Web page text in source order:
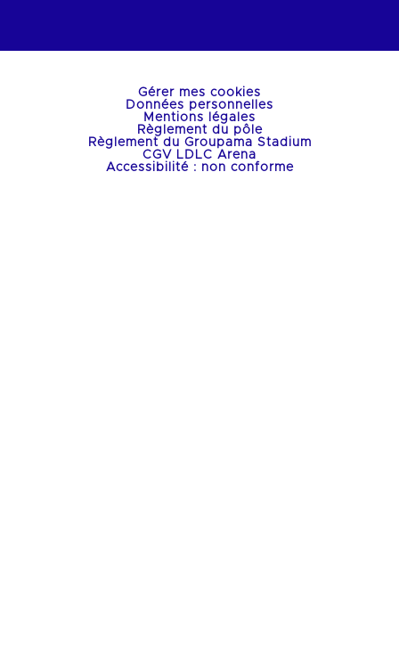
Gérer mes cookies
Données personnelles
Mentions légales
Règlement du pôle
Règlement du Groupama Stadium
CGV LDLC Arena
Accessibilité : non conforme